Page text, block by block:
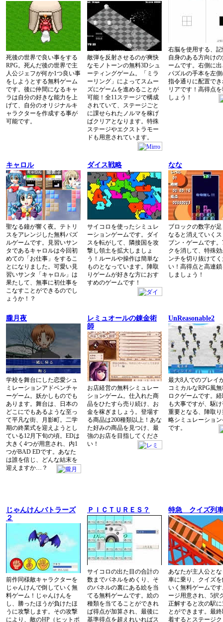
死後の世界で良い事をする
RPG。死んだ後の世界で主
人公ジェフが何か1つ良い事
をしようとする無料ゲーム
です。後に仲間になるキャ
ラは自分の好きな能力を上
げて、自分のオリジナルキ
ャラクターを作成する事が
可能です。
敵弾を反射させるのが爽快
なモノトーンの無料3Dシュ
ーティングゲーム。「ミラ
ーリング」によってスムー
ズにゲームを進めることが
可能！全11ステージで構成
されていて、ステージごと
に課せられたノルマを稼げ
ばクリアとなります。特殊
ステージやエクストラモー
ドも用意されています。
右脳を使用する、
自身のある方向け
ームです。右側に
パズルの手本を左
指令通りに配置で
リアです！高得点
しょう！
キャロル
聖なる鐘が響く夜。テトリ
スをアレンジした無料パズ
ルゲームです。見習いサン
タであるキャロルは今回初
めての「お仕事」をするこ
とになりました。可愛い見
習いサンタ「キャロル」は
果たして、無事に初仕事を
こなすことができるのでし
ょうか！？
ダイス戦略
サイコロを使ったシミュレ
ーションゲームです。ダイ
スを転がして、隣接国を攻
撃し領土を拡大しましょ
う！ルールや操作は簡単な
ものとなっています。陣取
りゲームが好きな方におす
すめのゲームです！
なな
ブロックの数字が
なると消えていく
ブン・ゲームです
クを消して、特殊
ンチを切り抜けて
い！高得点と高連
しましょう！
朧月夜
学校を舞台にした恋愛シュ
ミレーションアドベンチャ
ーゲーム。妖かしものでも
あります。舞台は、日本の
どこにでもあるような至っ
て平凡な街、月影町。二学
期の終業式を迎えようとし
ている12月下旬の頃。EDは
大きく4つが用意され、内1
つがBAD EDです。あなた
は誰を信じ、どんな結末を
迎えますか…？
レミュオールの錬金術
師
お店経営の無料シミュレー
ションゲーム。仕入れた商
品をひたすら売り続け、お
金を稼ぎましょう。登場す
る商品は200種類以上！あな
た好みの商品を見つけ、最
強のお店を目指してくださ
い！
UnReasonable2
最大8人でのプレイ
コミカルなRPG風
ロクゲームです。
も大事ですが、駆
重要となる、陣取
略シミュレーショ
です。
じゃんけんバトラーズ
２
前作同様敵キャラクターを
じゃんけんで倒していく無
料ゲーム！じゃんけんを
し、勝ったほうが負けたほ
うに攻撃します。その攻撃
により、敵のHP（ヒットポ
ＰＩＣＴＵＲＥＳ？
サイコロの出た目の合計の
数までパネルをめくり、そ
のパネルの裏にある絵を当
てる無料ゲームです。絵の
種類を当てることができれ
ば得点が加算され、最後に
基準得点を超えれいればス
特急 クイズ列
あなたが主人公と
車に乗り、クイズ
いく無料ゲームで
ージ用意され、5択
正解すると次の駅
とができます。最
着するとステージ